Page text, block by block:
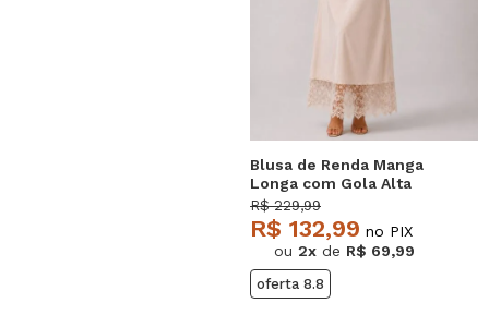
Blusa de Renda Manga
Longa com Gola Alta
Bege Salvatore
R$ 229,99
R$ 132,99 no PIX
ou 2x de R$ 69,99
oferta 8.8